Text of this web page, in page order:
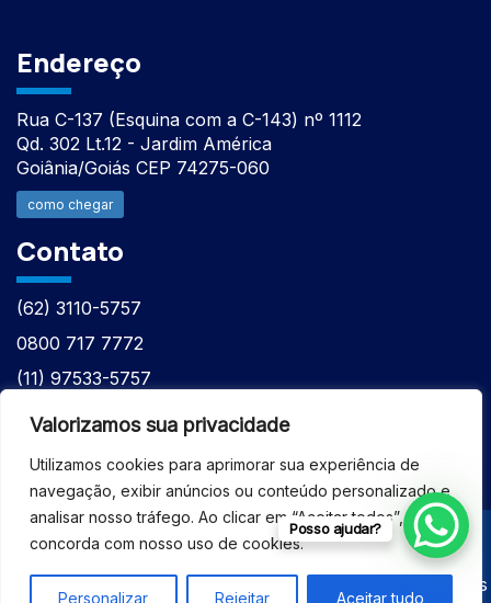
Valorizamos sua privacidade
Utilizamos cookies para aprimorar sua experiência de
navegação, exibir anúncios ou conteúdo personalizado e
analisar nosso tráfego. Ao clicar em “Aceitar todos”, você
concorda com nosso uso de cookies.
Personalizar Rejeitar Aceitar tudo
Endereço
Rua C-137 (Esquina com a C-143) nº 1112
Qd. 302 Lt.12 - Jardim América
Goiânia/Goiás CEP 74275-060
como chegar
Contato
(62) 3110-5757
0800 717 7772
(11) 97533-5757
(62) 98610-7777
© 2026 - ASSISTÊNCIA TÉCNICA ESPECIALIZADA
EQUIPAMENTOS BRUKER - Todos os direitos reservados
Posso ajudar?